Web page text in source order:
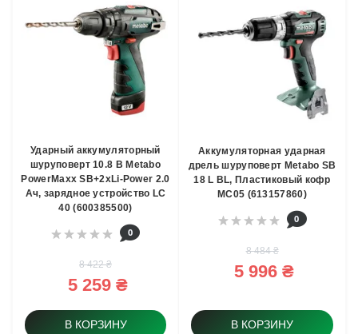
Ударный аккумуляторный
шуруповерт 10.8 В Metabo
PowerMaxx SB+2xLi-Power 2.0
Ач, зарядное устройство LC
40 (600385500)
0
8 422 ₴
5 259 ₴
В КОРЗИНУ
Аккумуляторная ударная
дрель шуруповерт Metabo SB
18 L BL, Пластиковый кофр
MC05 (613157860)
0
8 484 ₴
5 996 ₴
В КОРЗИНУ